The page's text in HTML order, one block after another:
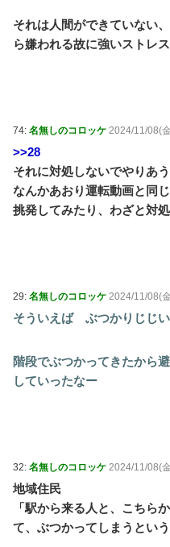
それは人間ができていない
ら嫌われる故に強いストレ
74: 名無しのコロッケ 2024/11/08(
>>28
それに対処しないでやりあ
なんかあおり運転動画と同
挑発してみたり、わざと対
29: 名無しのコロッケ 2024/11/08(
そういえば ぶつかりじじ
階段でぶつかってきたから
していったなー
32: 名無しのコロッケ 2024/11/08(
地域住民
「駅から来る人と、こちら
て、ぶつかってしまうとい